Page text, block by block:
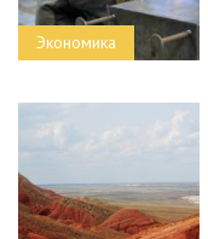
Экономика